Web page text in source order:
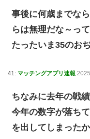
事後に何歳までな
らは無理だな～っ
たったいま35のお
41: マッチングアプリ速報
ちなみに去年の戦
今年の数字が落ち
を出してしまった